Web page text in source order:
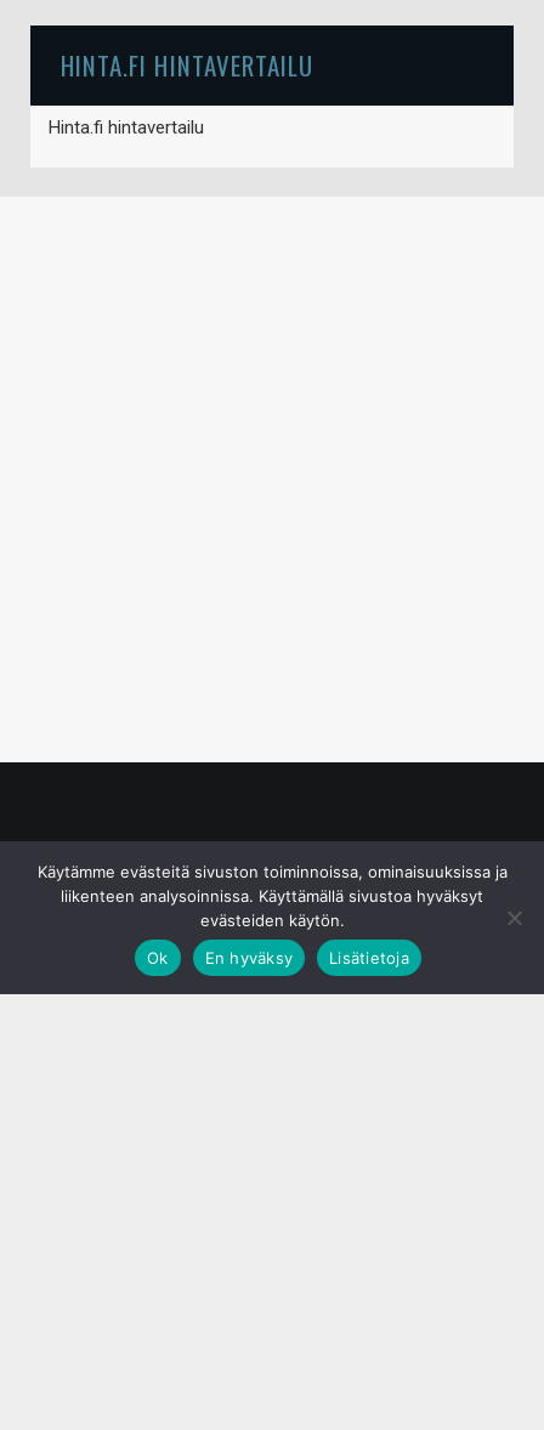
HINTA.FI HINTAVERTAILU
Hinta.fi hintavertailu
Käytämme evästeitä sivuston toiminnoissa, ominaisuuksissa ja
liikenteen analysoinnissa. Käyttämällä sivustoa hyväksyt
evästeiden käytön.
Ok
En hyväksy Lisätietoja